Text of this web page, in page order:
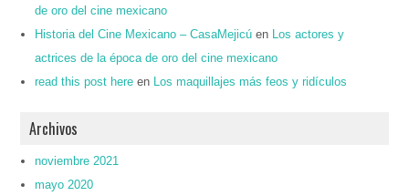
de oro del cine mexicano
Historia del Cine Mexicano – CasaMejicú en
Los actores y
actrices de la época de oro del cine mexicano
read this post here en Los maquillajes más feos y ridículos
Archivos
noviembre 2021
mayo 2020